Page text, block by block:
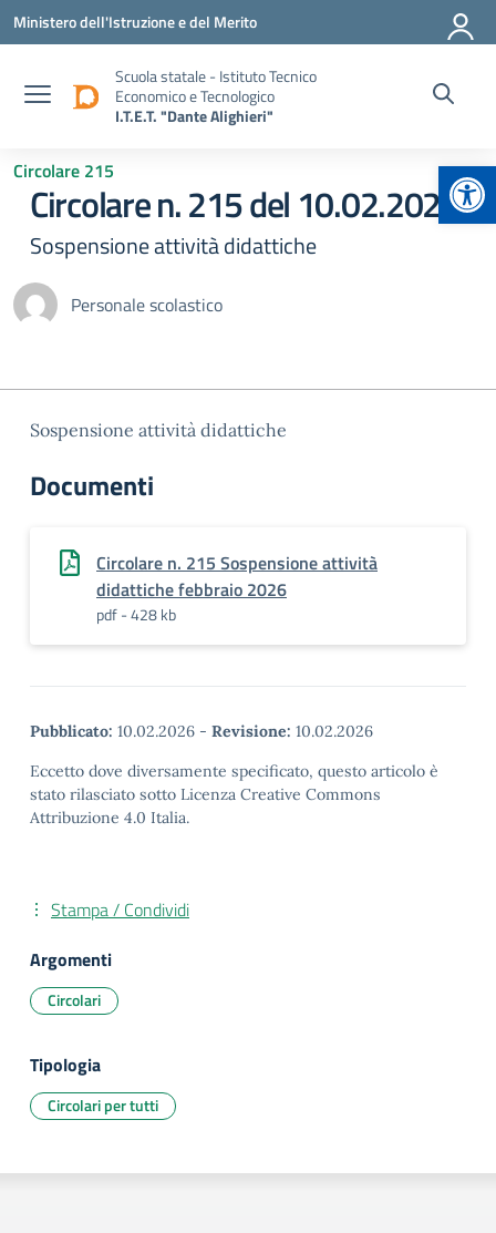
Vai ai contenuti
Vai al menu di navigazione
Vai al footer
Ministero dell'Istruzione e del Merito
Scuola statale - Istituto Tecnico
Economico e Tecnologico
I.T.E.T. "Dante Alighieri"
Circolare 215
Circolare n. 215 del 10.02.2026
Sospensione attività didattiche
Personale scolastico
Sospensione attività didattiche
Documenti
Circolare n. 215 Sospensione attività
didattiche febbraio 2026
pdf - 428 kb
Pubblicato: 10.02.2026 - Revisione: 10.02.2026
Eccetto dove diversamente specificato, questo articolo è
stato rilasciato sotto Licenza Creative Commons
Attribuzione 4.0 Italia.
Stampa / Condividi
Argomenti
Circolari
Tipologia
Circolari per tutti